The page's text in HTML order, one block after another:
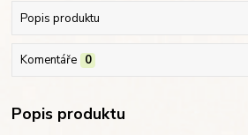
Popis produktu
Komentáře 0
Popis produktu